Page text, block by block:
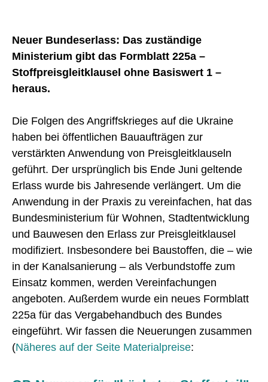
Neuer Bundeserlass: Das zuständige
Ministerium gibt das Formblatt 225a –
Stoffpreisgleitklausel ohne Basiswert 1 –
heraus.
Die Folgen des Angriffskrieges auf die Ukraine
haben bei öffentlichen Bauaufträgen zur
verstärkten Anwendung von Preisgleitklauseln
geführt. Der ursprünglich bis Ende Juni geltende
Erlass wurde bis Jahresende verlängert. Um die
Anwendung in der Praxis zu vereinfachen, hat das
Bundesministerium für Wohnen, Stadtentwicklung
und Bauwesen den Erlass zur Preisgleitklausel
modifiziert. Insbesondere bei Baustoffen, die – wie
in der Kanalsanierung – als Verbundstoffe zum
Einsatz kommen, werden Vereinfachungen
angeboten. Außerdem wurde ein neues Formblatt
225a für das Vergabehandbuch des Bundes
eingeführt. Wir fassen die Neuerungen zusammen
(Näheres auf der Seite Materialpreise: